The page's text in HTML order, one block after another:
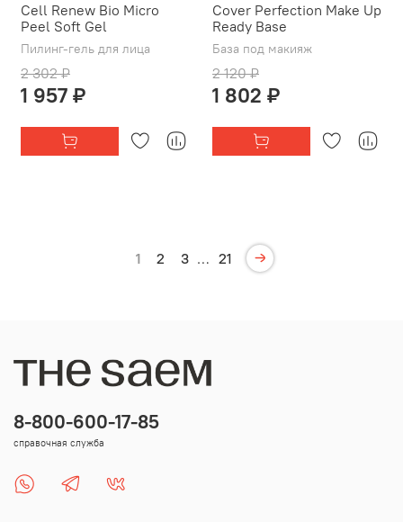
Cell Renew Bio Micro
Peel Soft Gel
Пилинг-гель для лица
2 302 ₽
1 957 ₽
Cover Perfection Make Up
Ready Base
База под макияж
2 120 ₽
1 802 ₽
1 2 3 … 21
8-800-600-17-85
справочная служба